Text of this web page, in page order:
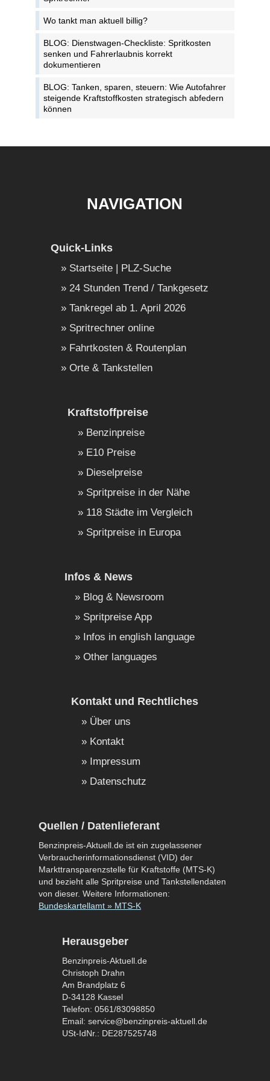
Wo tankt man aktuell billig?
BLOG: Dienstwagen-Checkliste: Spritkosten
senken und Fahrerlaubnis korrekt
dokumentieren
BLOG: Tanken, sparen, steuern: Wie Autofahrer
steigende Kraftstoffkosten strategisch abfedern
können
NAVIGATION
Quick-Links
Startseite | PLZ-Suche
24 Stunden Trend / Tankgesetz
Tankregel ab 1. April 2026
Spritrechner online
Fahrtkosten & Routenplan
Orte & Tankstellen
Kraftstoffpreise
Benzinpreise
E10 Preise
Dieselpreise
Spritpreise in der Nähe
118 Städte im Vergleich
Spritpreise in Europa
Infos & News
Blog & Newsroom
Spritpreise App
Infos in english language
Other languages
Kontakt und Rechtliches
Über uns
Kontakt
Impressum
Datenschutz
Quellen / Datenlieferant
Benzinpreis-Aktuell.de ist ein zugelassener
Verbraucherinformationsdienst (VID) der
Markttransparenzstelle für Kraftstoffe (MTS-K)
und bezieht alle Spritpreise und Tankstellendaten
von dieser. Weitere Informationen:
Bundeskartellamt » MTS-K
Herausgeber
Benzinpreis-Aktuell.de
Christoph Drahn
Am Brandplatz 6
D-34128 Kassel
Telefon: 0561/83098850
Email: service@benzinpreis-aktuell.de
USt-IdNr.: DE287525748